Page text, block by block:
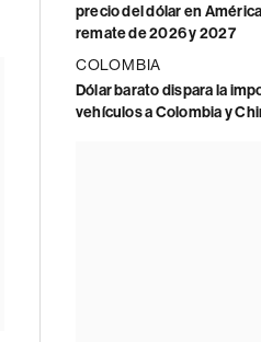
precio del dólar en
remate de 2026 y 2027
COLOMBIA
Dólar barato dispara la
vehículos a Colombia y